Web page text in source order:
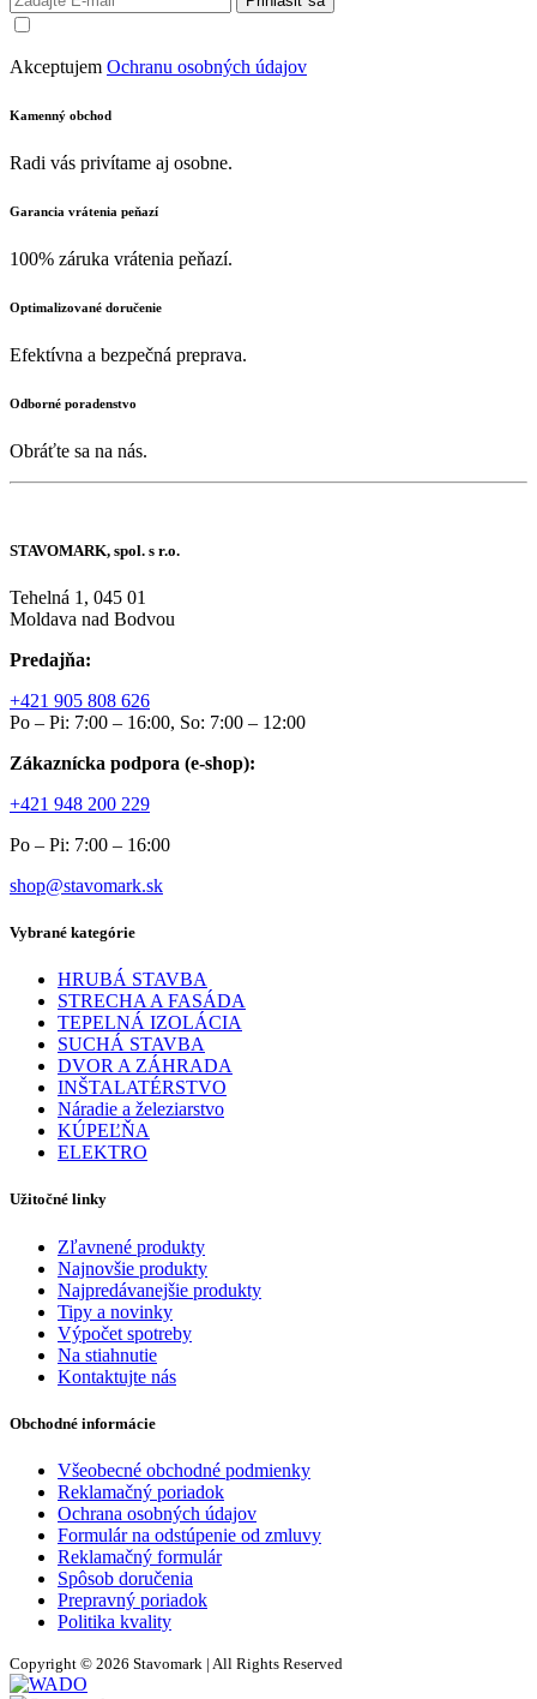
Akceptujem Ochranu osobných údajov
Kamenný obchod
Radi vás privítame aj osobne.
Garancia vrátenia peňazí
100% záruka vrátenia peňazí.
Optimalizované doručenie
Efektívna a bezpečná preprava.
Odborné poradenstvo
Obráťte sa na nás.
STAVOMARK, spol. s r.o.
Tehelná 1, 045 01
Moldava nad Bodvou
Predajňa:
+421 905 808 626
Po – Pi: 7:00 – 16:00, So: 7:00 – 12:00
Zákaznícka podpora (e-shop):
+421 948 200 229
Po – Pi: 7:00 – 16:00
shop@stavomark.sk
Vybrané kategórie
HRUBÁ STAVBA
STRECHA A FASÁDA
TEPELNÁ IZOLÁCIA
SUCHÁ STAVBA
DVOR A ZÁHRADA
INŠTALATÉRSTVO
Náradie a železiarstvo
KÚPEĽŇA
ELEKTRO
Užitočné linky
Zľavnené produkty
Najnovšie produkty
Najpredávanejšie produkty
Tipy a novinky
Výpočet spotreby
Na stiahnutie
Kontaktujte nás
Obchodné informácie
Všeobecné obchodné podmienky
Reklamačný poriadok
Ochrana osobných údajov
Formulár na odstúpenie od zmluvy
Reklamačný formulár
Spôsob doručenia
Prepravný poriadok
Politika kvality
Copyright © 2026 Stavomark | All Rights Reserved